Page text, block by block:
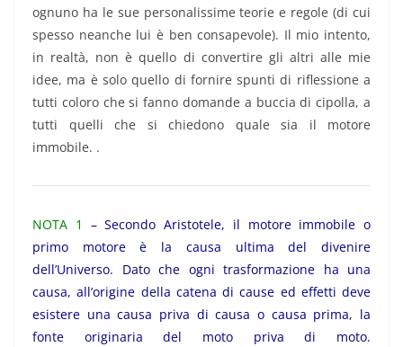
ognuno ha le sue personalissime teorie e regole (di cui
spesso neanche lui è ben consapevole). Il mio intento,
in realtà, non è quello di convertire gli altri alle mie
idee, ma è solo quello di fornire spunti di riflessione a
tutti coloro che si fanno domande a buccia di cipolla, a
tutti quelli che si chiedono quale sia il motore
immobile. .
NOTA 1
– Secondo Aristotele, il motore immobile o
primo motore è la causa ultima del divenire
dell’Universo. Dato che ogni trasformazione ha una
causa, all’origine della catena di cause ed effetti deve
esistere una causa priva di causa o causa prima, la
fonte originaria del moto priva di moto.